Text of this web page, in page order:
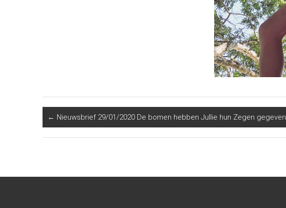
← Nieuwsbrief 29/01/2020 De bomen hebben Jullie hun Zegen gegeven